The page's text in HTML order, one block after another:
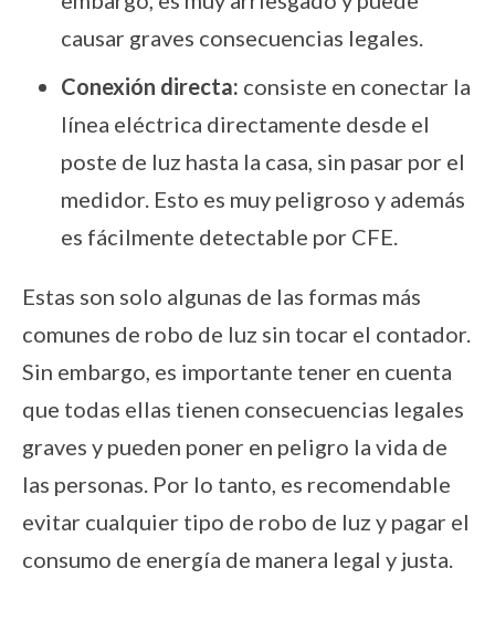
causar graves consecuencias legales.
Conexión directa: consiste en conectar la
línea eléctrica directamente desde el
poste de luz hasta la casa, sin pasar por el
medidor. Esto es muy peligroso y además
es fácilmente detectable por CFE.
Estas son solo algunas de las formas más
comunes de robo de luz sin tocar el contador.
Sin embargo, es importante tener en cuenta
que todas ellas tienen consecuencias legales
graves y pueden poner en peligro la vida de
las personas. Por lo tanto, es recomendable
evitar cualquier tipo de robo de luz y pagar el
consumo de energía de manera legal y justa.